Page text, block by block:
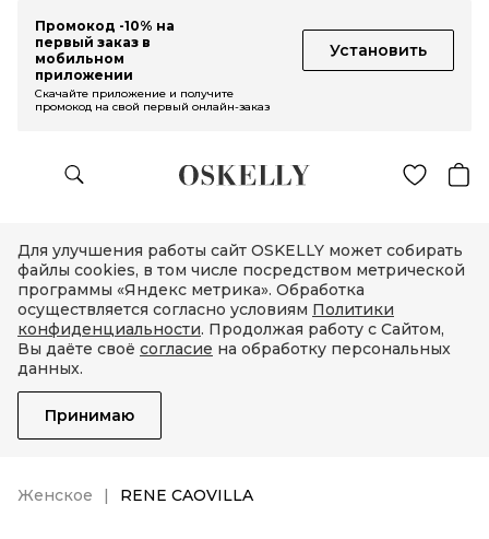
Промокод -10% на
первый заказ в
мобильном
приложении
Установить
Скачайте приложение и получите
промокод на свой первый онлайн-заказ
Для улучшения работы сайт OSKELLY может собирать
файлы cookies, в том числе посредством метрической
программы «Яндекс метрика». Обработка
осуществляется согласно условиям Политики
конфиденциальности. Продолжая работу с Сайтом,
Вы даёте своё согласие на обработку персональных
данных.
Принимаю
Женское RENE CAOVILLA